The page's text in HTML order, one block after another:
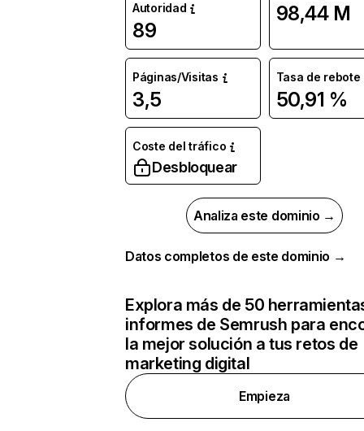
Autoridad
89
98,44 M
Páginas/Visitas
3,5
Tasa de rebote
50,91 %
Coste del tráfico
Desbloquear
Analiza este dominio →
Datos completos de este dominio →
Explora más de 50
informes de Semrush para
la mejor solución a tus retos de
marketing digital
Empieza